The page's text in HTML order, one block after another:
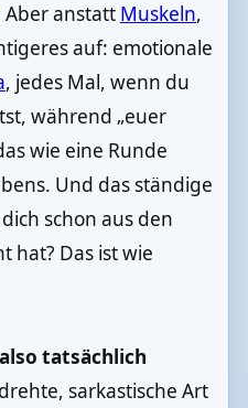
Aber anstatt Muskeln,
auf: emotionale
, jedes Mal, wenn du
während „euer
wie eine Runde
Und das ständige
schon aus den
hat? Das ist wie
tatsächlich
sarkastische Art